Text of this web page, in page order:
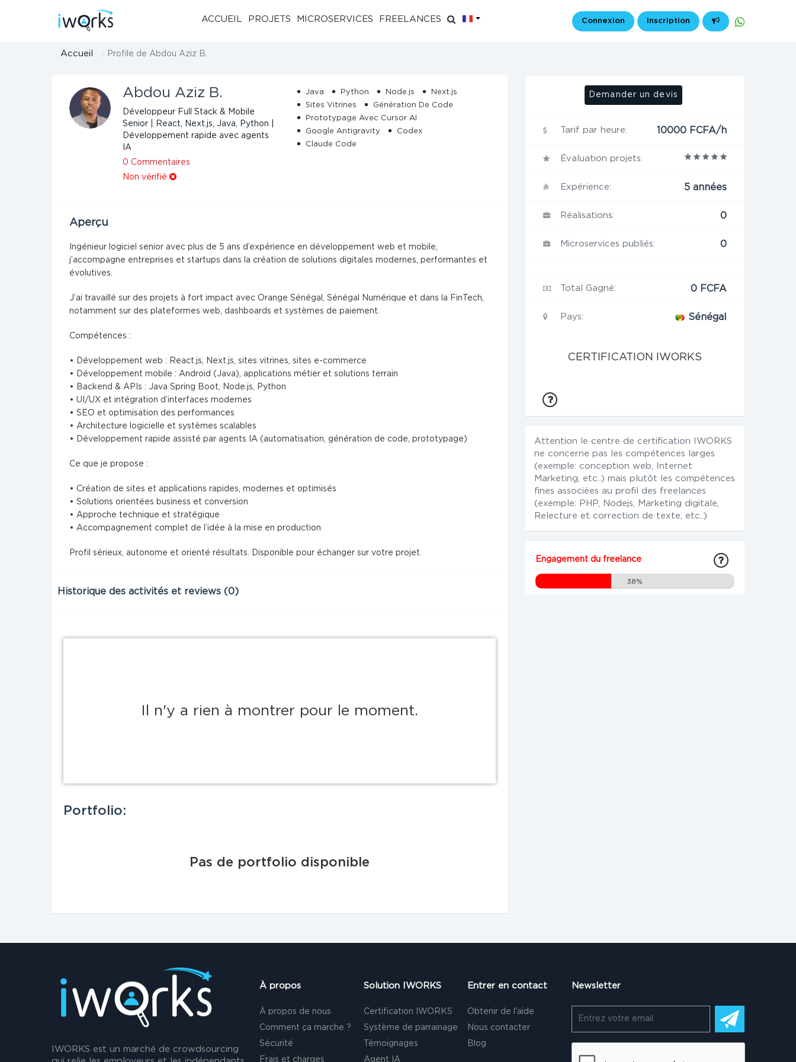
ACCUEIL PROJETS MICROSERVICES FREELANCES FR Connexion Inscription
Accueil Profile de Abdou Aziz B.
Abdou Aziz B.
Développeur Full Stack & Mobile
Senior | React, Next.js, Java, Python |
Développement rapide avec agents
IA
0 Commentaires
Non vérifié
Java Python Node.js
Next.js
Sites Vitrines
Génération De Code
Prototypage Avec Cursor AI
Google Antigravity
Codex
Claude Code
Aperçu
Ingénieur logiciel senior avec plus de 5 ans d’expérience en développement web et mobile,
j’accompagne entreprises et startups dans la création de solutions digitales modernes, performantes et
évolutives.
J’ai travaillé sur des projets à fort impact avec Orange Sénégal, Sénégal Numérique et dans la FinTech,
notamment sur des plateformes web, dashboards et systèmes de paiement.
Compétences :
• Développement web : React.js, Next.js, sites vitrines, sites e-commerce
• Développement mobile : Android (Java), applications métier et solutions terrain
• Backend & APIs : Java Spring Boot, Node.js, Python
• UI/UX et intégration d’interfaces modernes
• SEO et optimisation des performances
• Architecture logicielle et systèmes scalables
• Développement rapide assisté par agents IA (automatisation, génération de code, prototypage)
Ce que je propose :
• Création de sites et applications rapides, modernes et optimisés
• Solutions orientées business et conversion
• Approche technique et stratégique
• Accompagnement complet de l’idée à la mise en production
Profil sérieux, autonome et orienté résultats. Disponible pour échanger sur votre projet.
Historique des activités et reviews (0)
Il n'y a rien à montrer pour le moment.
Portfolio:
Pas de portfolio disponible
Demander un devis
Tarif par heure: 10000 FCFA/h
Évaluation projets:
Expérience: 5 années
Réalisations: 0
Microservices publiés: 0
Total Gagné: 0 FCFA
Pays: Sénégal
CERTIFICATION IWORKS
Attention le centre de certification IWORKS
ne concerne pas les compétences larges
(exemple: conception web, Internet
Marketing, etc..) mais plutôt les compétences
fines associées au profil des freelances
(exemple: PHP, Nodejs, Marketing digitale,
Relecture et correction de texte, etc..)
Engagement du freelance
38%
IWORKS est un marché de crowdsourcing
À propos
À propos de nous
Comment ça marche ?
Sécurité
Frais et charges
Solution IWORKS
Certification IWORKS
Système de parrainage
Témoignages
Agent IA
Entrer en contact
Obtenir de l'aide
Nous contacter
Blog
Newsletter